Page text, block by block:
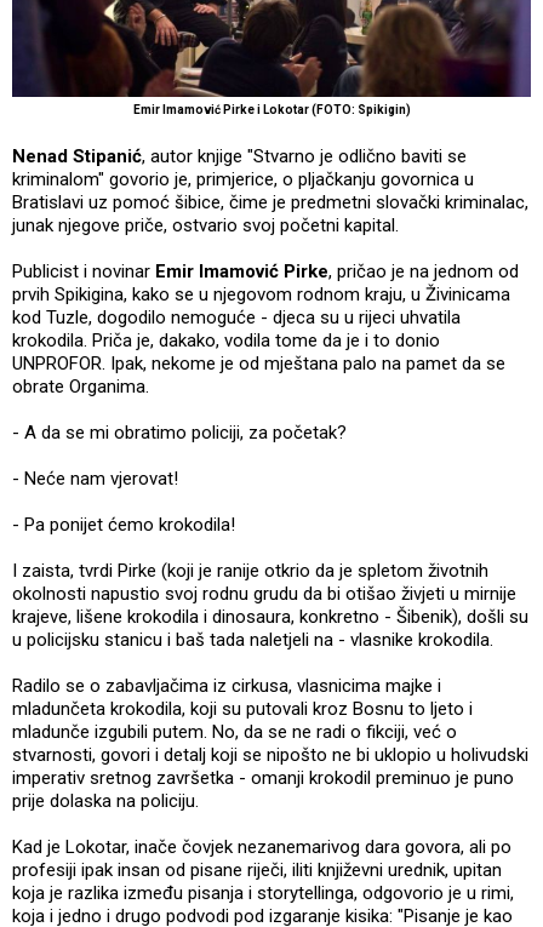
Emir Imamović Pirke i Lokotar (FOTO: Spikigin)
Nenad Stipanić, autor knjige "Stvarno je odlično baviti se
kriminalom" govorio je, primjerice, o pljačkanju govornica u
Bratislavi uz pomoć šibice, čime je predmetni slovački kriminalac,
junak njegove priče, ostvario svoj početni kapital.
Publicist i novinar Emir Imamović Pirke, pričao je na jednom od
prvih Spikigina, kako se u njegovom rodnom kraju, u Živinicama
kod Tuzle, dogodilo nemoguće - djeca su u rijeci uhvatila
krokodila. Priča je, dakako, vodila tome da je i to donio
UNPROFOR. Ipak, nekome je od mještana palo na pamet da se
obrate Organima.
- A da se mi obratimo policiji, za početak?
- Neće nam vjerovat!
- Pa ponijet ćemo krokodila!
I zaista, tvrdi Pirke (koji je ranije otkrio da je spletom životnih
okolnosti napustio svoj rodnu grudu da bi otišao živjeti u mirnije
krajeve, lišene krokodila i dinosaura, konkretno - Šibenik), došli su
u policijsku stanicu i baš tada naletjeli na - vlasnike krokodila.
Radilo se o zabavljačima iz cirkusa, vlasnicima majke i
mladunčeta krokodila, koji su putovali kroz Bosnu to ljeto i
mladunče izgubili putem. No, da se ne radi o fikciji, već o
stvarnosti, govori i detalj koji se nipošto ne bi uklopio u holivudski
imperativ sretnog završetka - omanji krokodil preminuo je puno
prije dolaska na policiju.
Kad je Lokotar, inače čovjek nezanemarivog dara govora, ali po
profesiji ipak insan od pisane riječi, iliti književni urednik, upitan
koja je razlika između pisanja i storytellinga, odgovorio je u rimi,
koja i jedno i drugo podvodi pod izgaranje kisika: "Pisanje je kao